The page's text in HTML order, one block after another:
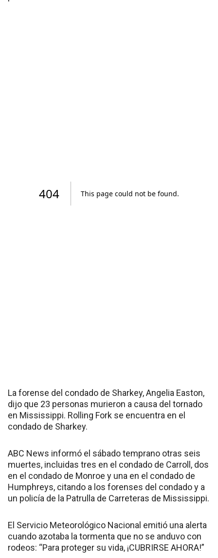
La forense del condado de Sharkey, Angelia Easton,
dijo que 23 personas murieron a causa del tornado
en Mississippi. Rolling Fork se encuentra en el
condado de Sharkey.
ABC News informó el sábado temprano otras seis
muertes, incluidas tres en el condado de Carroll, dos
en el condado de Monroe y una en el condado de
Humphreys, citando a los forenses del condado y a
un policía de la Patrulla de Carreteras de Mississippi.
El Servicio Meteorológico Nacional emitió una alerta
cuando azotaba la tormenta que no se anduvo con
rodeos: “Para proteger su vida, ¡CUBRIRSE AHORA!”